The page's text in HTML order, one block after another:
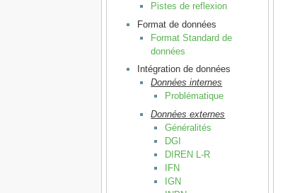
Pistes de reflexion
Format de données
Format Standard de
données
Intégration de données
Données internes
Problématique
Données externes
Généralités
DGI
DIREN L-R
IFN
IGN